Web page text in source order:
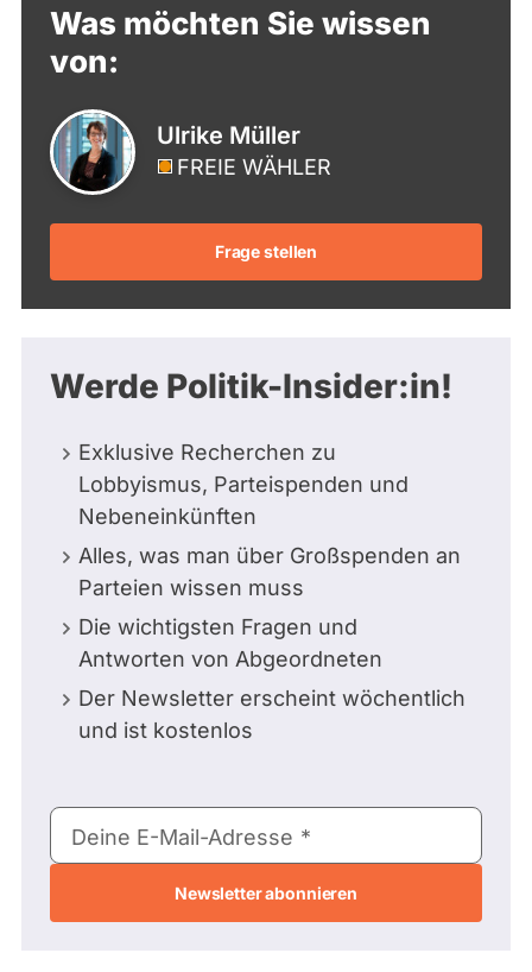
Was möchten Sie wissen
von:
Ulrike Müller
FREIE WÄHLER
Frage stellen
Werde Politik-Insider:in!
Exklusive Recherchen zu
Lobbyismus, Parteispenden und
Nebeneinkünften
Alles, was man über Großspenden an
Parteien wissen muss
Die wichtigsten Fragen und
Antworten von Abgeordneten
Der Newsletter erscheint wöchentlich
und ist kostenlos
E-
Mail-
Deine E-Mail-Adresse